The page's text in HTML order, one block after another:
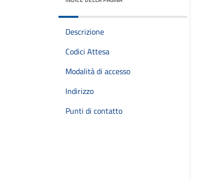
Descrizione
Codici Attesa
Modalità di accesso
Indirizzo
Punti di contatto